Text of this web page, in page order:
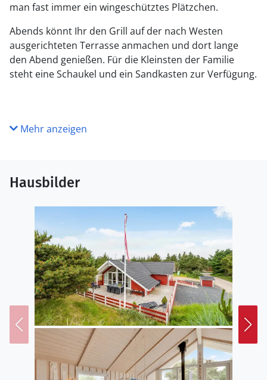
man fast immer ein wingeschütztes Plätzchen.
Abends könnt Ihr den Grill auf der nach Westen
ausgerichteten Terrasse anmachen und dort lange
den Abend genießen. Für die Kleinsten der Familie
steht eine Schaukel und ein Sandkasten zur Verfügung.
Mehr anzeigen
Hausbilder